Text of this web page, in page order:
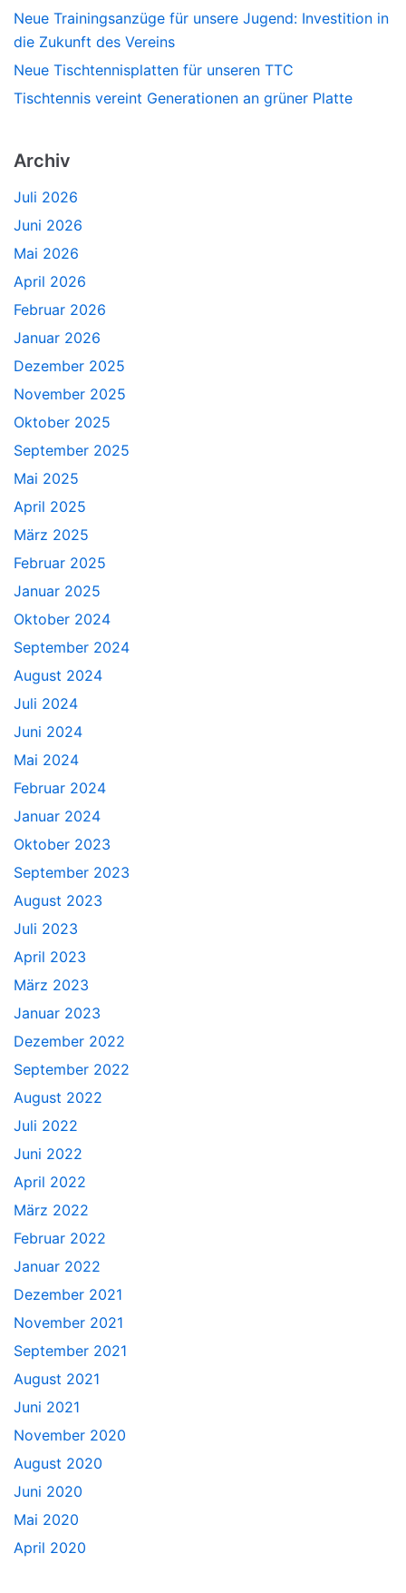
Neue Trainingsanzüge für unsere Jugend: Investition in
die Zukunft des Vereins
Neue Tischtennisplatten für unseren TTC
Tischtennis vereint Generationen an grüner Platte
Archiv
Juli 2026
Juni 2026
Mai 2026
April 2026
Februar 2026
Januar 2026
Dezember 2025
November 2025
Oktober 2025
September 2025
Mai 2025
April 2025
März 2025
Februar 2025
Januar 2025
Oktober 2024
September 2024
August 2024
Juli 2024
Juni 2024
Mai 2024
Februar 2024
Januar 2024
Oktober 2023
September 2023
August 2023
Juli 2023
April 2023
März 2023
Januar 2023
Dezember 2022
September 2022
August 2022
Juli 2022
Juni 2022
April 2022
März 2022
Februar 2022
Januar 2022
Dezember 2021
November 2021
September 2021
August 2021
Juni 2021
November 2020
August 2020
Juni 2020
Mai 2020
April 2020